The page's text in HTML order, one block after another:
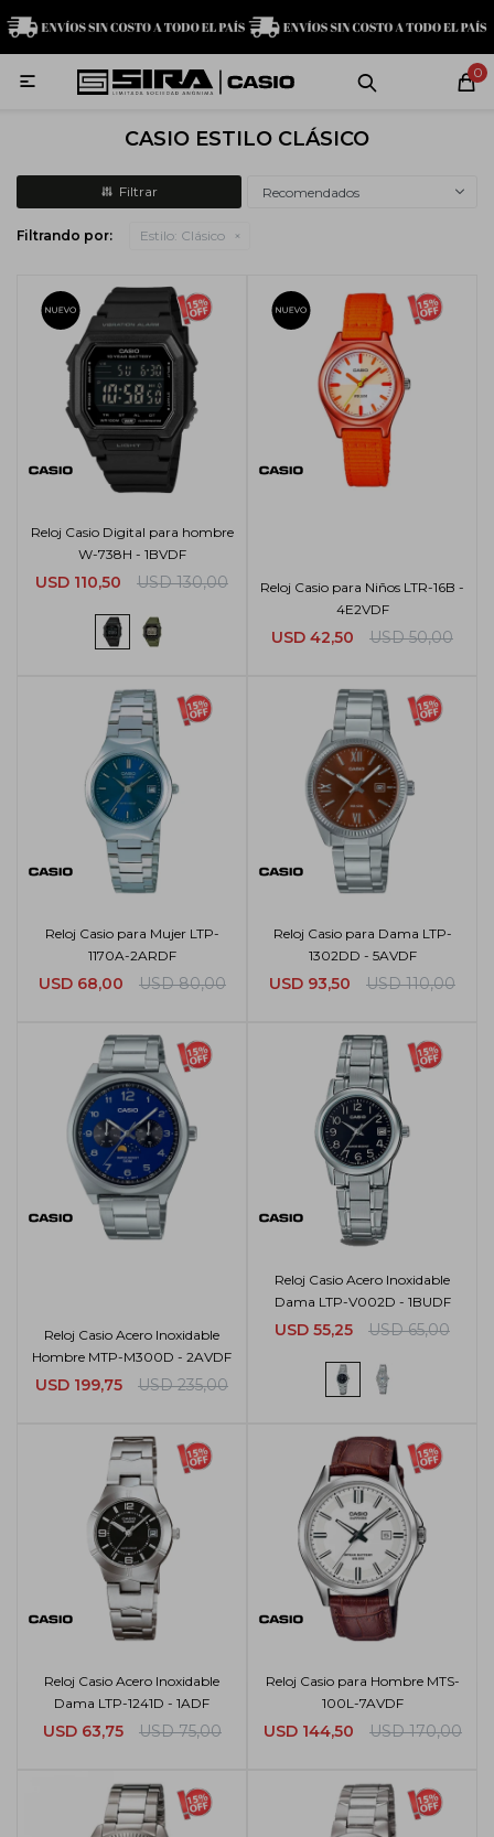
0

CASIO ESTILO CLÁSICO
Recomendados
Filtrando por: Estilo: Clásico
Reloj Casio Digital para hombre
W-738H - 1BVDF
USD 110,50 USD 130,00
Reloj Casio para Niños LTR-16B -
4E2VDF
USD 42,50 USD 50,00
Reloj Casio para Mujer LTP-
1170A-2ARDF
USD 68,00 USD 80,00
Reloj Casio para Dama LTP-
1302DD - 5AVDF
USD 93,50 USD 110,00
Reloj Casio Acero Inoxidable
Hombre MTP-M300D - 2AVDF
USD 199,75 USD 235,00
Reloj Casio Acero Inoxidable
Dama LTP-V002D - 1BUDF
USD 55,25 USD 65,00
Reloj Casio Acero Inoxidable
Dama LTP-1241D - 1ADF
USD 63,75 USD 75,00
Reloj Casio para Hombre MTS-
100L-7AVDF
USD 144,50 USD 170,00
MI CUENTA
Relojes Servicio técnico Contacto
G-Shock
Edifice
Casio